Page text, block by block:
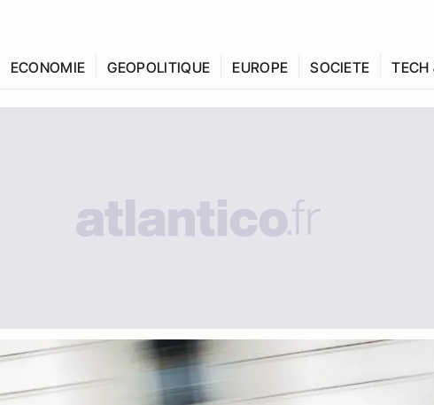
ECONOMIE GEOPOLITIQUE EUROPE SOCIETE TECH